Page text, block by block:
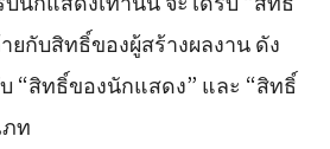
ยกับสิทธิ์ของผู้สร้างผลงาน ดัง
“สิทธิ์ของนักแสดง” และ “สิทธิ์
ท